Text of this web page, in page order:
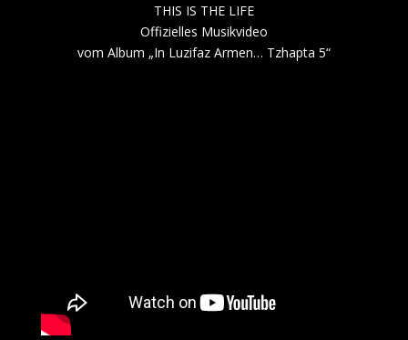
THIS IS THE LIFE
Offizielles Musikvideo
vom Album „In Luzifaz Armen… Tzhapta 5“